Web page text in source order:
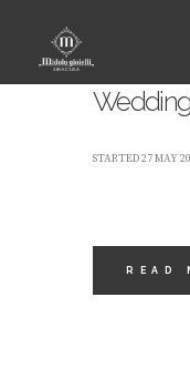
STARTED27 MAY
READ